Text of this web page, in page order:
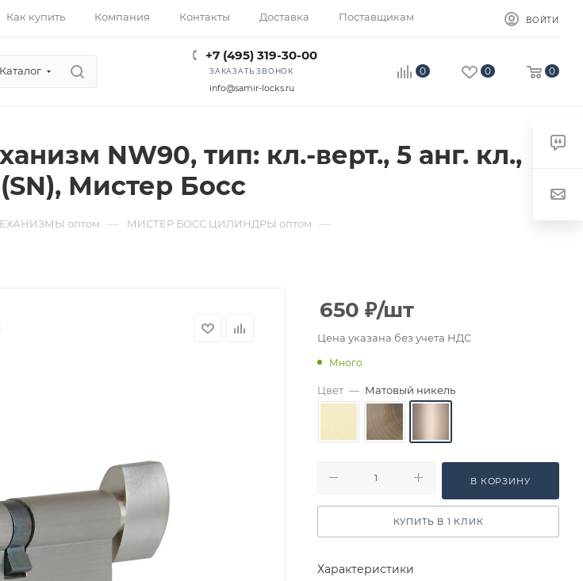
Как купить Компания Контакты Доставка Поставщикам ВОЙТИ
Каталог
+7 (495) 319-30-00
ЗАКАЗАТЬ ЗВОНОК
info@samir-locks.ru
0 0 0
NW90, тип: кл.-верт., 5 анг. кл.,
Мистер Босс
оптом — МИСТЕР БОСС ЦИЛИНДРЫ оптом —
650 ₽/шт
Цена указана без учета НДС
Много
Цвет — Матовый никель
В КОРЗИНУ
КУПИТЬ В 1 КЛИК
Характеристики